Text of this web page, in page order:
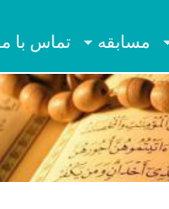
مسابقه تماس با